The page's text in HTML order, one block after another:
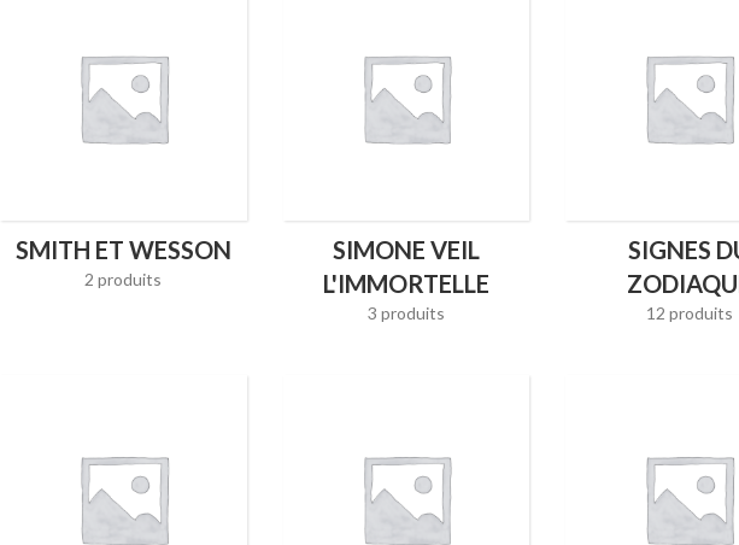
SMITH ET WESSON
2 produits
SIMONE VEIL
L'IMMORTELLE
3 produits
SIGNES
12 produits